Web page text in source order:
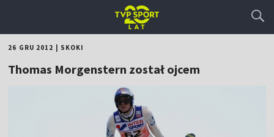
26 GRU 2012 SKOKI
Thomas Morgenstern został ojcem